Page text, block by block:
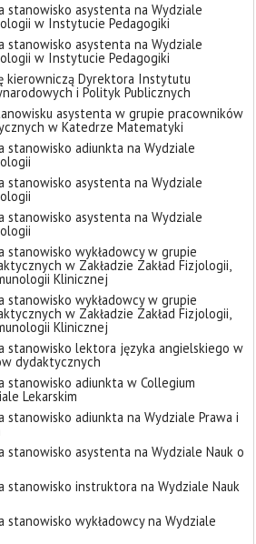
stanowisko asystenta na Wydziale
w Instytucie Pedagogiki
stanowisko asystenta na Wydziale
w Instytucie Pedagogiki
kierowniczą Dyrektora Instytutu
i Polityk Publicznych
asystenta w grupie pracowników
w Katedrze Matematyki
stanowisko adiunkta na Wydziale
stanowisko asystenta na Wydziale
stanowisko asystenta na Wydziale
stanowisko wykładowcy w grupie
w Zakładzie Zakład Fizjologii,
Klinicznej
stanowisko wykładowcy w grupie
w Zakładzie Zakład Fizjologii,
Klinicznej
stanowisko lektora języka angielskiego w
dydaktycznych
stanowisko adiunkta w Collegium
Lekarskim
stanowisko adiunkta na Wydziale Prawa i
stanowisko asystenta na Wydziale Nauk o
stanowisko instruktora na Wydziale Nauk
stanowisko wykładowcy na Wydziale